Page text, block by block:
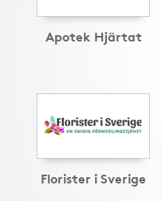
Apotek Hjärtat
Florister i Sverige